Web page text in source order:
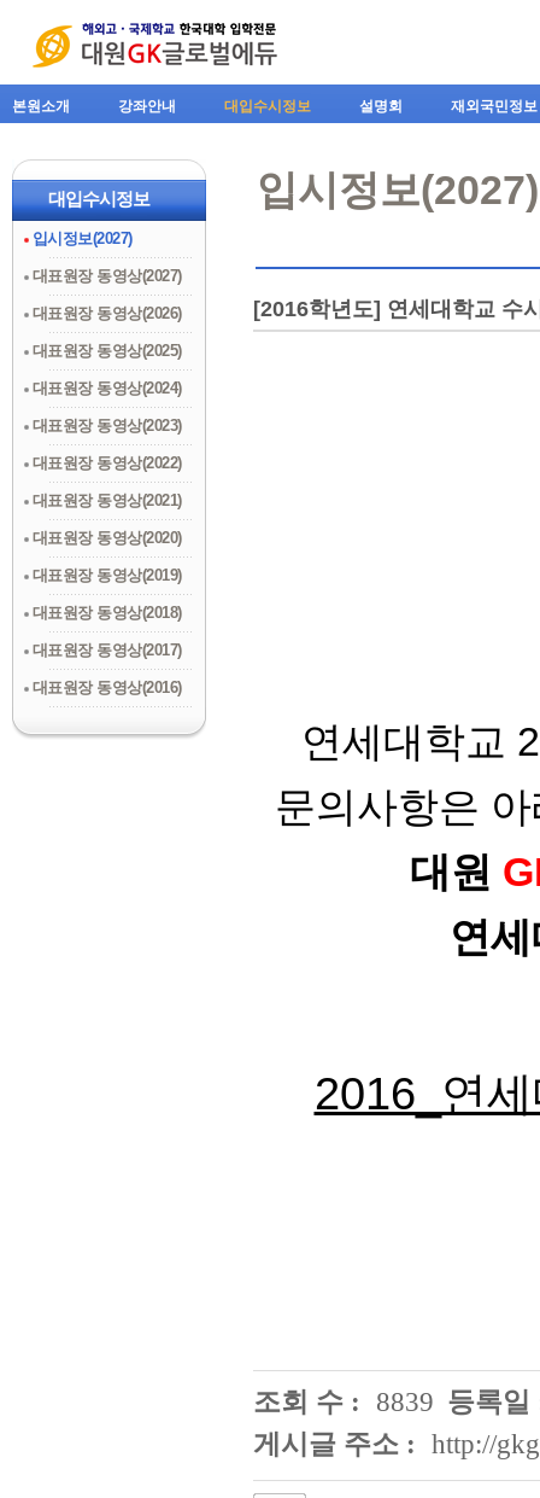
본원소개 강좌안내 대입수시정보 설명회 재외국민정보
대입수시정보
입시정보(2027)
대표원장 동영상(2027)
대표원장 동영상(2026)
대표원장 동영상(2025)
대표원장 동영상(2024)
대표원장 동영상(2023)
대표원장 동영상(2022)
대표원장 동영상(2021)
대표원장 동영상(2020)
대표원장 동영상(2019)
대표원장 동영상(2018)
대표원장 동영상(2017)
대표원장 동영상(2016)
입시정보(2027)
[2016학년도] 연세대학교 수
연세대학교
문의사항은
대원
연
2016_연
조회 수 : 8839 등록일
게시글 주소 : http://